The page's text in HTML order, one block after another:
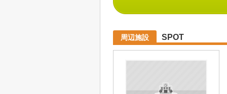
周辺施設 SPOT